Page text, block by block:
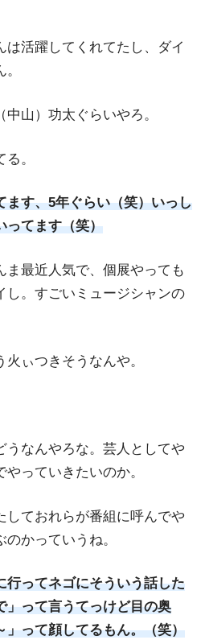
は活躍してくれてたし、ダイ
山）功太ぐらいやろ。
。
ます、5年ぐらい（笑）いっし
ってます（笑）
ま最近人気で、個展やっても
し。すごいミュージシャンの
ぃつきそうなんや。
うなんやろな。芸人としてや
っていきたいのか。
しておれらが番組に呼んでや
かっていうね。
行ってネゴにそういう話した
」って言うてっけど目の奥
」って顔してるもん。（笑）